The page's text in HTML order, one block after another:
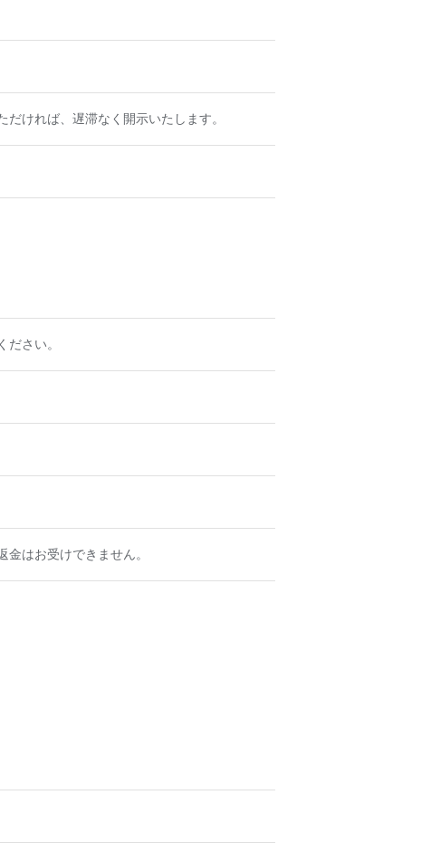
だければ、遅滞なく開示いたします。
ださい。
はお受けできません。